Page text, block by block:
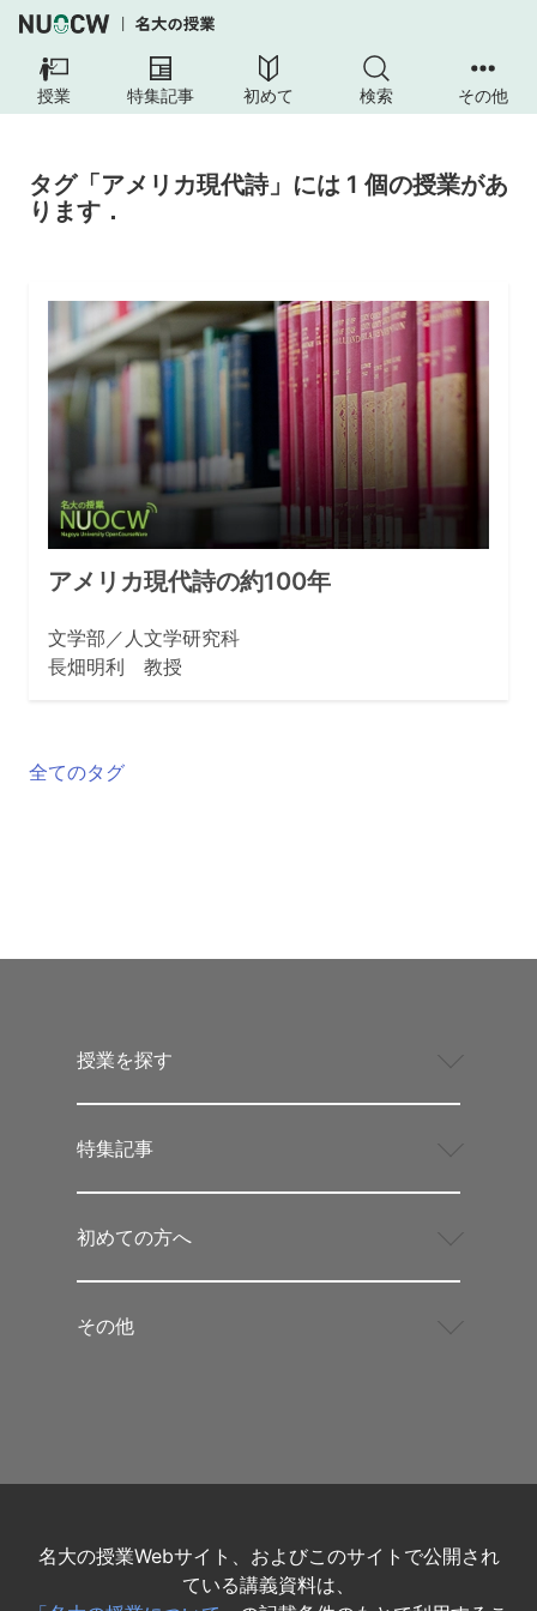
授業 特集記事 初めて 検索 その他
タグ「アメリカ現代詩」には 1 個の授業があ
ります．
アメリカ現代詩の約100年
文学部／人文学研究科
長畑明利 教授
全てのタグ
授業を探す
特集記事
初めての方へ
その他
名大の授業Webサイト、およびこのサイトで公開され
ている講義資料は、